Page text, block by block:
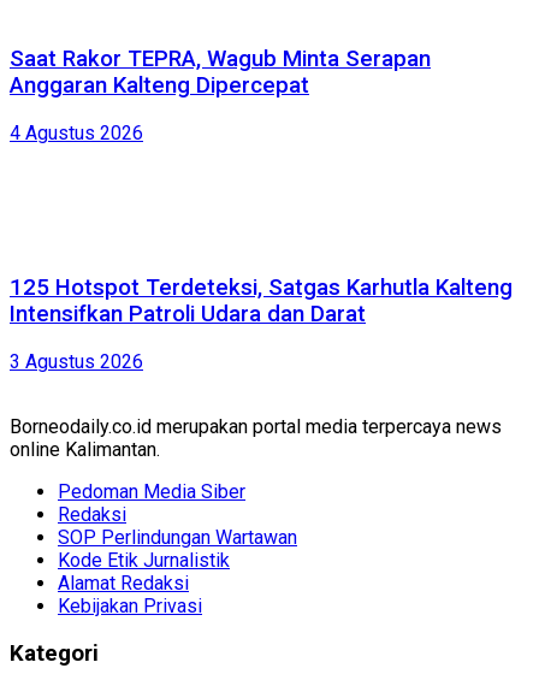
Saat Rakor TEPRA, Wagub Minta Serapan
Anggaran Kalteng Dipercepat
4 Agustus 2026
125 Hotspot Terdeteksi, Satgas Karhutla Kalteng
Intensifkan Patroli Udara dan Darat
3 Agustus 2026
Borneodaily.co.id merupakan portal media terpercaya news
online Kalimantan.
Pedoman Media Siber
Redaksi
SOP Perlindungan Wartawan
Kode Etik Jurnalistik
Alamat Redaksi
Kebijakan Privasi
Kategori